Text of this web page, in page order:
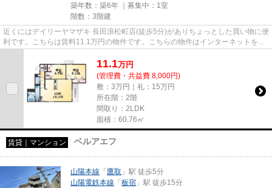
築年数：築6年 ｜募集中： 1室
階数：3階建
近くにはデイリーヤマザキ 長田浪松町店(徒歩5分)がありちょっとした買い物に便
利です。こちらは賃料11.1万円の物件です。こちらの物件はインターネットをご
11.1万円
(管理費・共益費 8,000円)
敷：3万円｜礼：15万円
所在階：2階
間取り：2LDK
面積：60.76㎡
賃貸｜マンション ベルアエフ
山陽本線 「 鷹取 」駅 徒歩5分
山陽電鉄本線 「 板宿 」駅 徒歩15分